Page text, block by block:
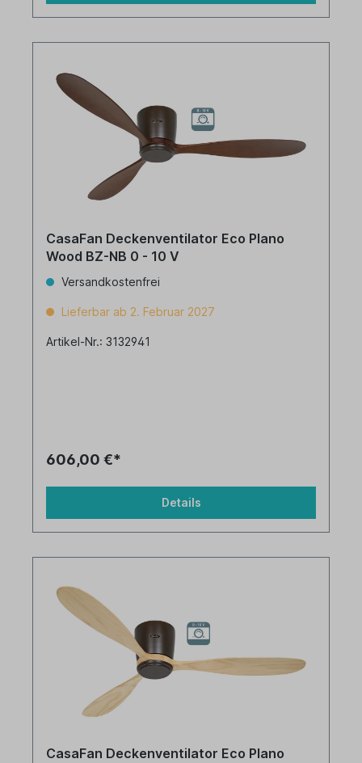
CasaFan Deckenventilator Eco Plano
Wood BZ-NB 0 - 10 V
Versandkostenfrei
Lieferbar ab 2. Februar 2027
Artikel-Nr.: 3132941
606,00 €*
Details
CasaFan Deckenventilator Eco Plano